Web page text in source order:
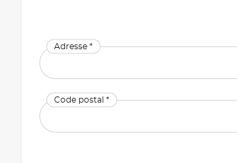
Adresse *
Code postal *